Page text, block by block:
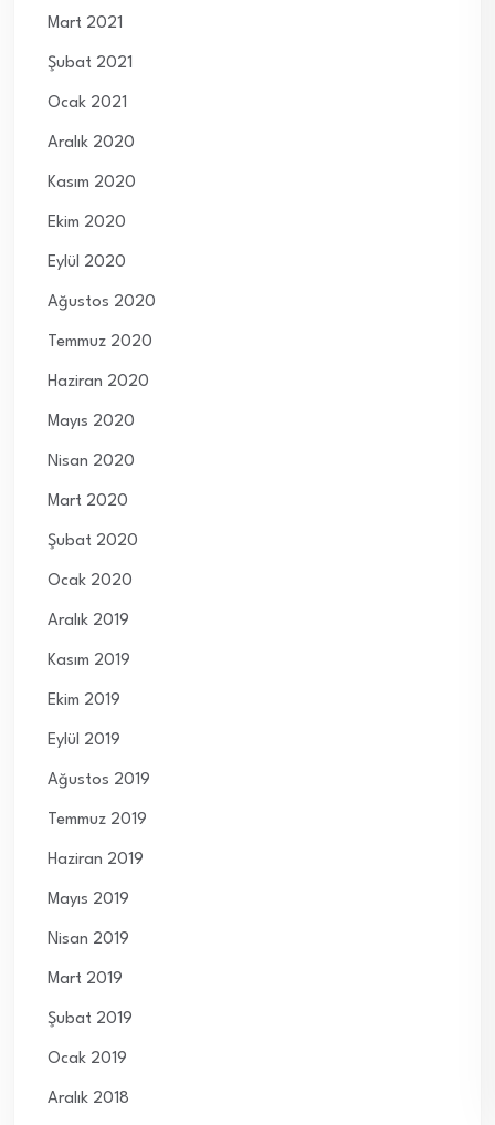
Mart 2021
Şubat 2021
Ocak 2021
Aralık 2020
Kasım 2020
Ekim 2020
Eylül 2020
Ağustos 2020
Temmuz 2020
Haziran 2020
Mayıs 2020
Nisan 2020
Mart 2020
Şubat 2020
Ocak 2020
Aralık 2019
Kasım 2019
Ekim 2019
Eylül 2019
Ağustos 2019
Temmuz 2019
Haziran 2019
Mayıs 2019
Nisan 2019
Mart 2019
Şubat 2019
Ocak 2019
Aralık 2018